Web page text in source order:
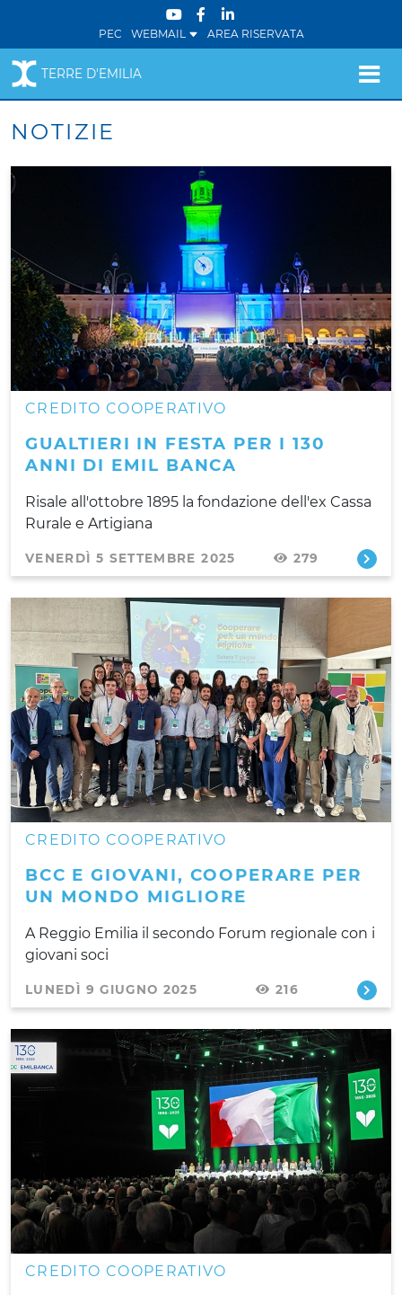
PEC WEBMAIL AREA RISERVATA
TERRE D'EMILIA
NOTIZIE
CREDITO COOPERATIVO
GUALTIERI IN FESTA PER I 130
ANNI DI EMIL BANCA
Risale all'ottobre 1895 la fondazione dell'ex Cassa
Rurale e Artigiana
VENERDÌ 5 SETTEMBRE 2025 279
CREDITO COOPERATIVO
BCC E GIOVANI, COOPERARE PER
UN MONDO MIGLIORE
A Reggio Emilia il secondo Forum regionale con i
giovani soci
LUNEDÌ 9 GIUGNO 2025 216
CREDITO COOPERATIVO